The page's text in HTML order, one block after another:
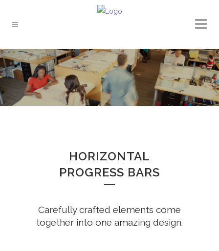
HORIZONTAL
PROGRESS BARS
Carefully crafted elements come
together into one amazing design.